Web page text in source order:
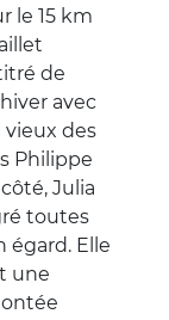
le 15 km
de
avec
des
Philippe
Julia
toutes
égard. Elle
une